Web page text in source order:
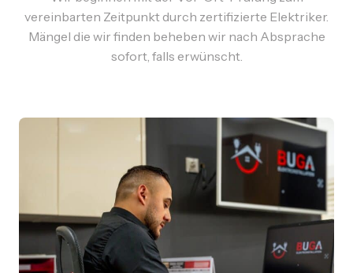
vereinbarten Zeitpunkt durch zertifizierte Elektriker.
Mängel die wir finden beheben wir nach Absprache
sofort, falls erwünscht.